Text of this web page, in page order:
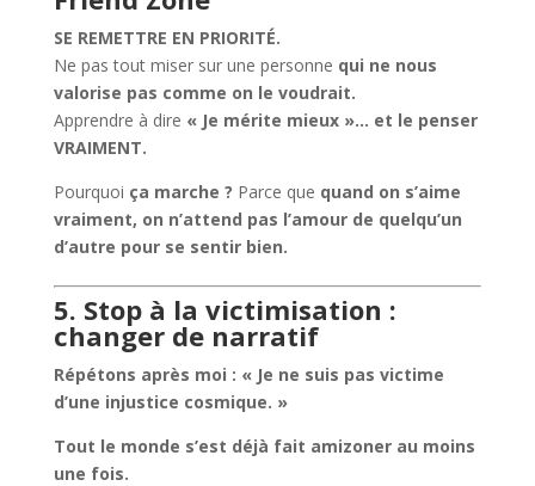
SE REMETTRE EN PRIORITÉ.
Ne pas tout miser sur une personne qui ne nous
valorise pas comme on le voudrait.
Apprendre à dire « Je mérite mieux »… et le penser
VRAIMENT.
Pourquoi ça marche ? Parce que quand on s’aime
vraiment, on n’attend pas l’amour de quelqu’un
d’autre pour se sentir bien.
5. Stop à la victimisation :
changer de narratif
Répétons après moi : « Je ne suis pas victime
d’une injustice cosmique. »
Tout le monde s’est déjà fait amizoner au moins
une fois.